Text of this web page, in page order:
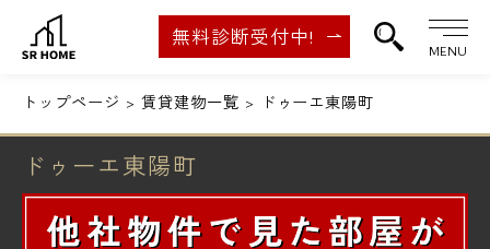
無料診断受付中!
MENU
トップページ 賃貸建物一覧 ドゥーエ東陽町
ドゥーエ東陽町